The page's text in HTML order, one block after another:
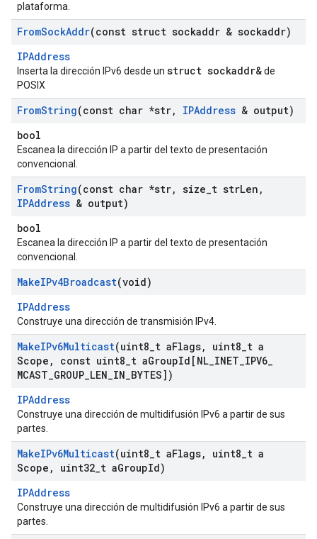
plataforma.
FromSockAddr(const struct sockaddr & sockaddr)
IPAddress
Inserta la dirección IPv6 desde un struct sockaddr&de
POSIX
FromString(const char *str, IPAddress & output)
bool
Escanea la dirección IP a partir del texto de presentación
convencional.
FromString(const char *str, size t strLen ,
IPAddress & output)
bool
Escanea la dirección IP a partir del texto de presentación
convencional.
MakeIPv4Broadcast(void)
IPAddress
Construye una dirección de transmisión IPv4.
MakeIPv6Multicast(uint8 t aFlags, uint8 t a
Scope , const uint8 t aGroupId[NL INET IPV6
MCAST GROUP LEN IN BYTES])
IPAddress
Construye una dirección de multidifusión IPv6 a partir de sus
partes.
MakeIPv6Multicast(uint8 t aFlags, uint8 t a
Scope , uint32 t aGroupId)
IPAddress
Construye una dirección de multidifusión IPv6 a partir de sus
partes.